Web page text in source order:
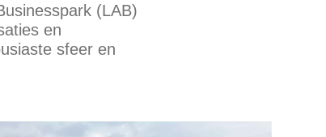
(LAB)
en
sfeer en